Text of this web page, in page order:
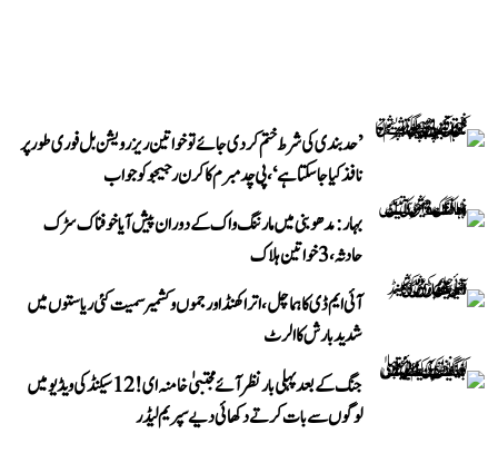
’حد بندی کی شرط ختم کر دی جائے تو خواتین ریزرویشن بل فوری طور پر
نافذ کیا جا سکتا ہے‘، پی چدمبرم کا کرن رجیجو کو جواب
بہار: مدھوبنی میں مارننگ واک کے دوران پیش آیا خوفناک سڑک
حادثہ، 3 خواتین ہلاک
آئی ایم ڈی کا ہماچل، اتراکھنڈ اور جموں و کشمیر سمیت کئی ریاستوں میں
شدید بارش کا الرٹ
جنگ کے بعد پہلی بار نظر آئے مجتبیٰ خامنہ ای! 12 سیکنڈ کی ویڈیو میں
لوگوں سے بات کرتے دکھائی دیے سپریم لیڈر